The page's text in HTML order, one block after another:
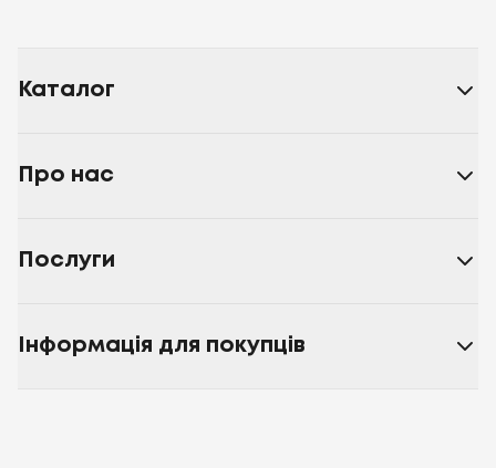
Каталог
Про нас
Послуги
Інформація для покупців